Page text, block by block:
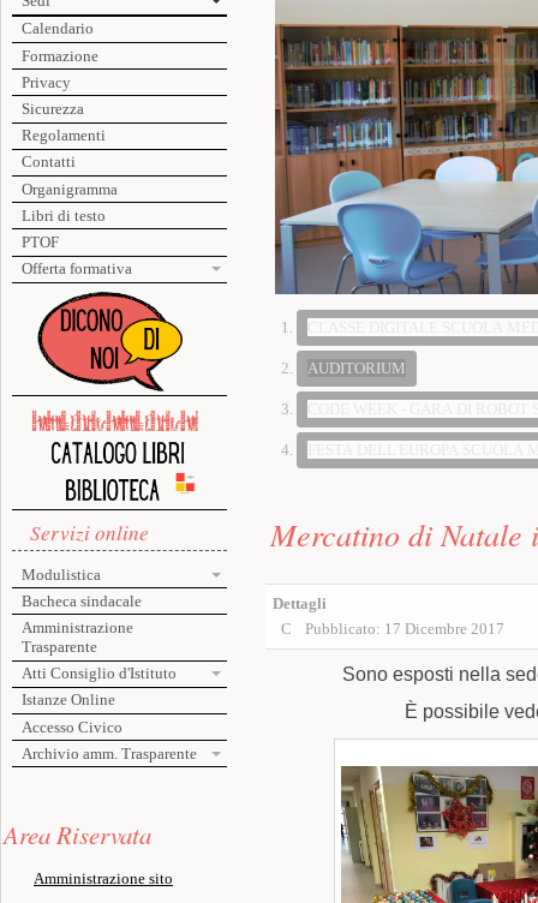
Calendario
Formazione
Privacy
Sicurezza
Regolamenti
Contatti
Organigramma
Libri di testo
PTOF
Offerta formativa
Servizi online
Modulistica
Bacheca sindacale
Amministrazione
Trasparente
Atti Consiglio d'Istituto
Istanze Online
Accesso Civico
Archivio amm. Trasparente
Risorse aggiuntive (colonna di sinistra)
Area Riservata
Amministrazione sito
Code week - gara di robot
CLASSE DIGITALE SCUOLA
CODE WEEK - GARA DI
FESTA DELL'EUROPA
Mercatino di